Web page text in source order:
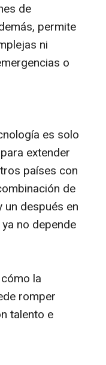
de
permite
ni
o
es solo
extender
países con
de
después en
no depende
la
romper
talento e